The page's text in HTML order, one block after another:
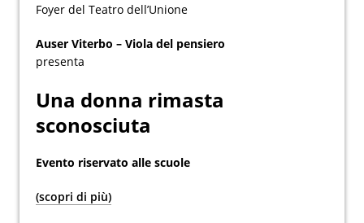
Foyer del Teatro dell’Unione
Auser Viterbo – Viola del pensiero
presenta
Una donna rimasta
sconosciuta
Evento riservato alle scuole
(scopri di più)